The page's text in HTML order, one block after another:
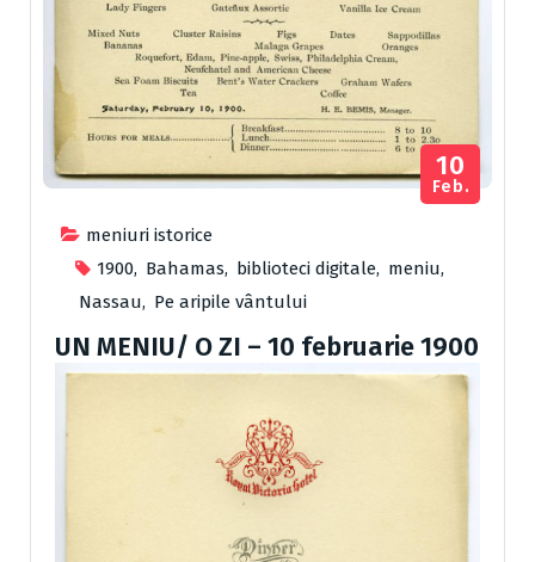
meniuri istorice
1900, Bahamas, biblioteci digitale, meniu,
Nassau, Pe aripile vântului
10
Feb.
UN MENIU/ O ZI – 10 februarie 1900